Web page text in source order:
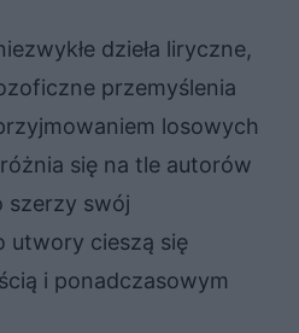
dzieła liryczne,
przemyślenia
losowych
się na tle autorów
szerzy swój
utwory cieszą się
i ponadczasowym